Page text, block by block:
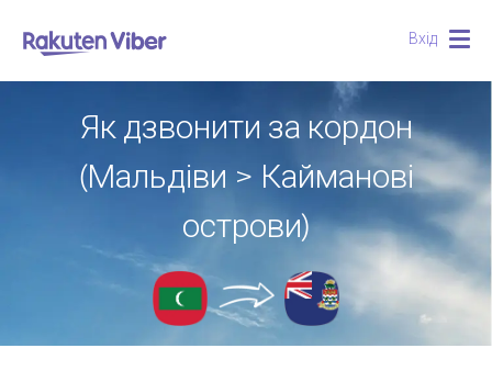
Вхід
Як дзвонити за кордон
(Мальдіви > Кайманові
острови)